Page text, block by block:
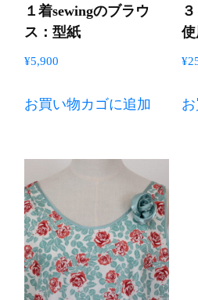
１着sewingのブラウ
ス：型紙
¥5,900
お買い物カゴに追加
¥